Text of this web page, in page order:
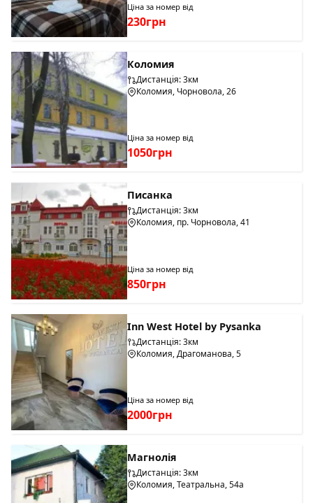
Ціна за номер від
230грн
Коломия
Дистанція: 3км
Коломия, Чорновола, 26
Ціна за номер від
1050грн
Писанка
Дистанція: 3км
Коломия, пр. Чорновола, 41
Ціна за номер від
850грн
Inn West Hotel by Pysanka
Дистанція: 3км
Коломия, Драгоманова, 5
Ціна за номер від
2000грн
Магнолія
Дистанція: 3км
Коломия, Театральна, 54а